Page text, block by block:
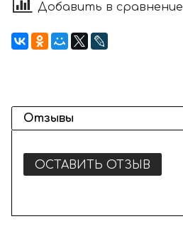
Добавить в сравнение
Отзывы
ОСТАВИТЬ ОТЗЫВ